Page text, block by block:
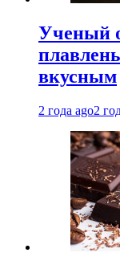
Ученый
вкусным
2 года ago2